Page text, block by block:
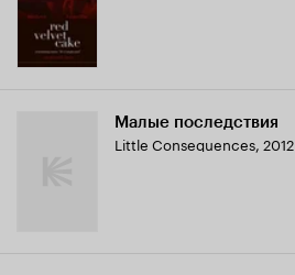
Малые последствия
Little Consequences, 2012